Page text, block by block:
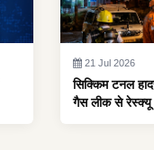
21 Jul 2026
सिक्किम टनल
गैस लीक से रेस्क्यू